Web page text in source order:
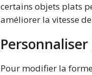
certains objets plats
améliorer la vitesse
Pour modifier la